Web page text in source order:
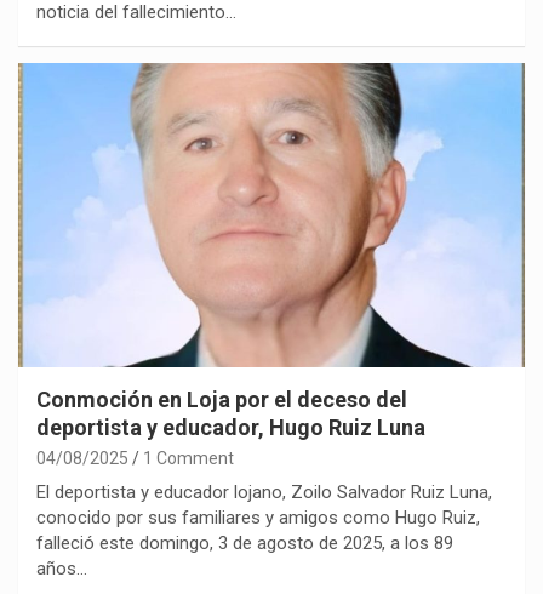
noticia del fallecimiento…
Conmoción en Loja por el deceso del
deportista y educador, Hugo Ruiz Luna
04/08/2025 1 Comment
El deportista y educador lojano, Zoilo Salvador Ruiz Luna,
conocido por sus familiares y amigos como Hugo Ruiz,
falleció este domingo, 3 de agosto de 2025, a los 89
años…